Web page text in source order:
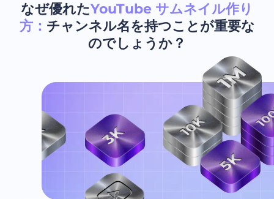
なぜ優れたYouTube サムネイル作り
方： チャンネル名を持つことが重要な
のでしょうか？